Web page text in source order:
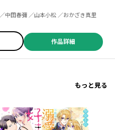
／なつみ理奈 ／吉永和弘 ／小林まこと ／恵本裕子 ／くらの ／ＮＩＣＯＭＩＣＨＩＨＩＲＯ ／岩瀬博太郎 ／EMMANUELLEMAISONNEUVE ／JULIAPAVLOWITCH ／多田基生 ／朝倉世界一 ／神波アユミ ／新田章 ／岩飛猫 ／カレー沢薫 ／ドネリー美咲 ／みずしな孝之 ／清水栄一 ／下口智裕 ／勝田文 ／太秦洋介 ／白浜鴎 ／佐藤宏海 ／山岸凉子 ／山素 ／西瓜士 ／紺乃ユウキ ／三浦よし木 ／真造圭伍 ／中島佑 ／堀たまき ／赤城あさひと ／榎屋克優 ／高瀬あきら ／諸星大二郎 ／横山キムチ ／萩尾望都 ／海野つなみ ／原基晶 ／乙川灯
高殿円 ／蛇蔵 ／白浜鴎 ／中田春彌 ／山本小松 ／おかざき真里
作品詳細
もっと見る